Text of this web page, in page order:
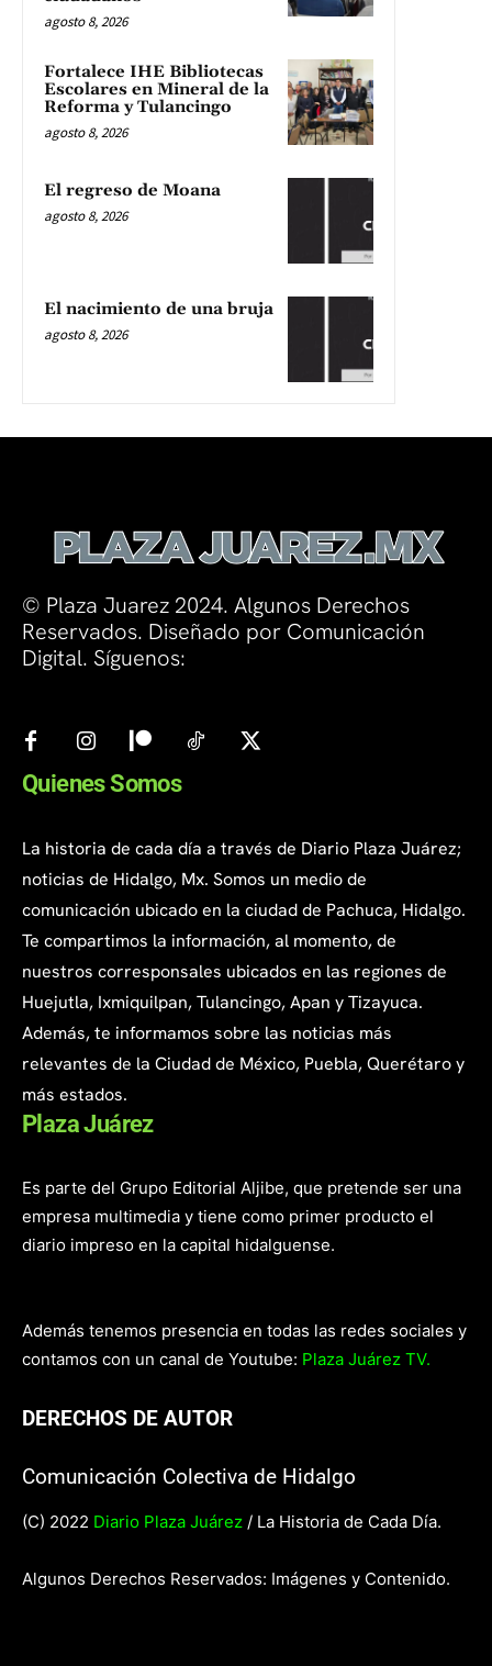
agosto 8, 2026
Fortalece IHE Bibliotecas
Escolares en Mineral de la
Reforma y Tulancingo
agosto 8, 2026
El regreso de Moana
agosto 8, 2026
El nacimiento de una bruja
agosto 8, 2026
© Plaza Juarez 2024. Algunos Derechos
Reservados. Diseñado por Comunicación
Digital. Síguenos:
Quienes Somos
La historia de cada día a través de Diario Plaza Juárez;
noticias de Hidalgo, Mx. Somos un medio de
comunicación ubicado en la ciudad de Pachuca, Hidalgo.
Te compartimos la información, al momento, de
nuestros corresponsales ubicados en las regiones de
Huejutla, Ixmiquilpan, Tulancingo, Apan y Tizayuca.
Además, te informamos sobre las noticias más
relevantes de la Ciudad de México, Puebla, Querétaro y
más estados.
Plaza Juárez
Es parte del Grupo Editorial Aljibe, que pretende ser una
empresa multimedia y tiene como primer producto el
diario impreso en la capital hidalguense.
Además tenemos presencia en todas las redes sociales y
contamos con un canal de Youtube: Plaza Juárez TV.
DERECHOS DE AUTOR
Comunicación Colectiva de Hidalgo
(C) 2022 Diario Plaza Juárez / La Historia de Cada Día.
Algunos Derechos Reservados: Imágenes y Contenido.